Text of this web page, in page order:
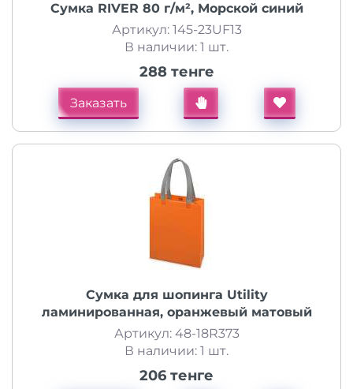
Сумка RIVER 80 г/м², Морской синий
Артикул: 145-23UF13
В наличии: 1 шт.
288 тенге
Заказать
Сумка для шопинга Utility
ламинированная, оранжевый матовый
Артикул: 48-18R373
В наличии: 1 шт.
206 тенге